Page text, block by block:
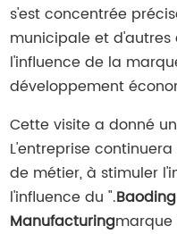
s'est concentrée
municipale et
l'influence de la
développement
Cette visite a donné
L'entreprise
de métier, à stimuler
l'influence du ".
Manufacturingmarque